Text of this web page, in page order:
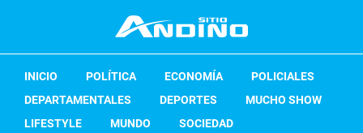
INICIO POLÍTICA ECONOMÍA
POLICIALES
DEPARTAMENTALES
DEPORTES
MUCHO SHOW
LIFESTYLE
MUNDO SOCIEDAD